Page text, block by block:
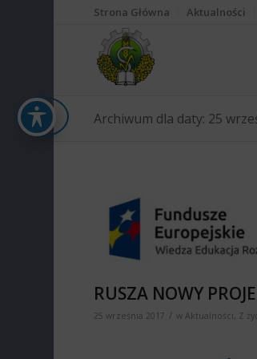
Strona Główna Aktualności
Archiwum dla daty: 25
RUSZA NOWY
25 września 2017 / wAktualności, Z